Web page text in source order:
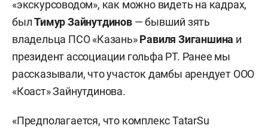
«экскурсоводом», как можно видеть на кадрах,
былТимур Зайнутдинов— бывший зять
владельца ПСО «Казань»Равиля Зиганшина и
президент ассоциации гольфа РТ. Ранее мы
рассказывали, что участок дамбы арендует ООО
«Коаст» Зайнутдинова.
«Предполагается, что комплекс TatarSu